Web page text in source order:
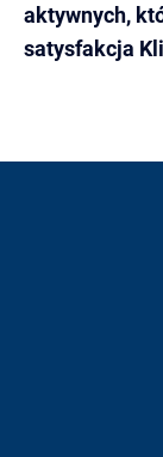
aktywnych,
satysfakcja